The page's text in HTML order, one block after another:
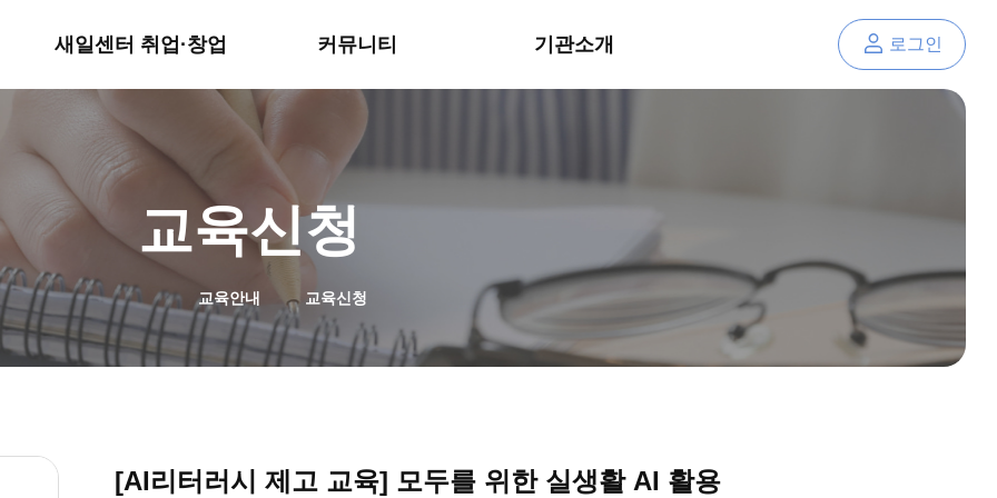
로그인
새일센터 취업·창업 커뮤니티 기관소개
교육신청
교육안내 교육신청
[AI리터러시 제고 교육] 모두를 위한 실생활 AI 활용